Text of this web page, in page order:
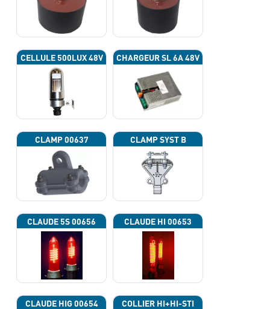
CELLULE 500LUX 48V CHARGEUR SL 6A 48V
CLAMP 00637 CLAMP SYST B
CLAUDE 5S 00656 CLAUDE HI 00653
CLAUDE HIG 00654 COLLIER HI+HI-STI